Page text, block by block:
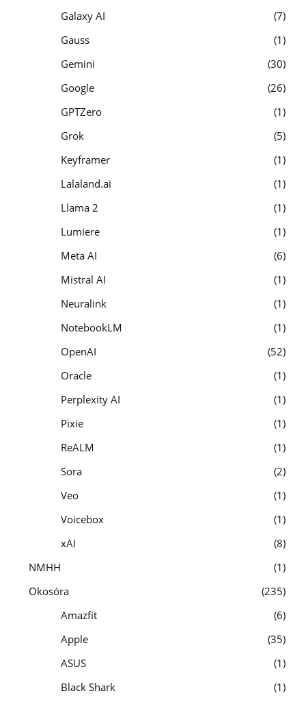
Galaxy AI
7
Gauss
1
Gemini
30
Google
26
GPTZero
1
Grok
5
Keyframer
1
Lalaland.ai
1
Llama 2
1
Lumiere
1
Meta AI
6
Mistral AI
1
Neuralink
1
NotebookLM
1
OpenAI
52
Oracle
1
Perplexity AI
1
Pixie
1
ReALM
1
Sora
2
Veo
1
Voicebox
1
xAI
8
NMHH
1
Okosóra
235
Amazfit
6
Apple
35
ASUS
1
Black Shark
1